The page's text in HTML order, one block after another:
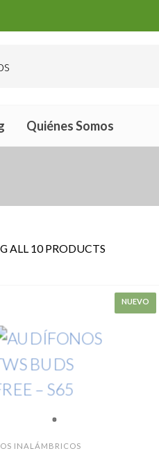
Quiénes Somos
ALL 10 PRODUCTS
INALÁMBRICOS